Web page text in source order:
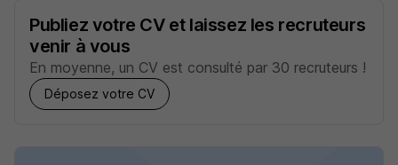
Publiez votre CV et laissez les recruteurs
venir à vous
En moyenne, un CV est consulté par 30 recruteurs !
Déposez votre CV